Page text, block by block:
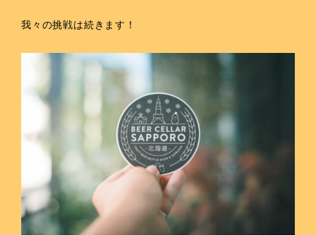
我々の挑戦は続きます！